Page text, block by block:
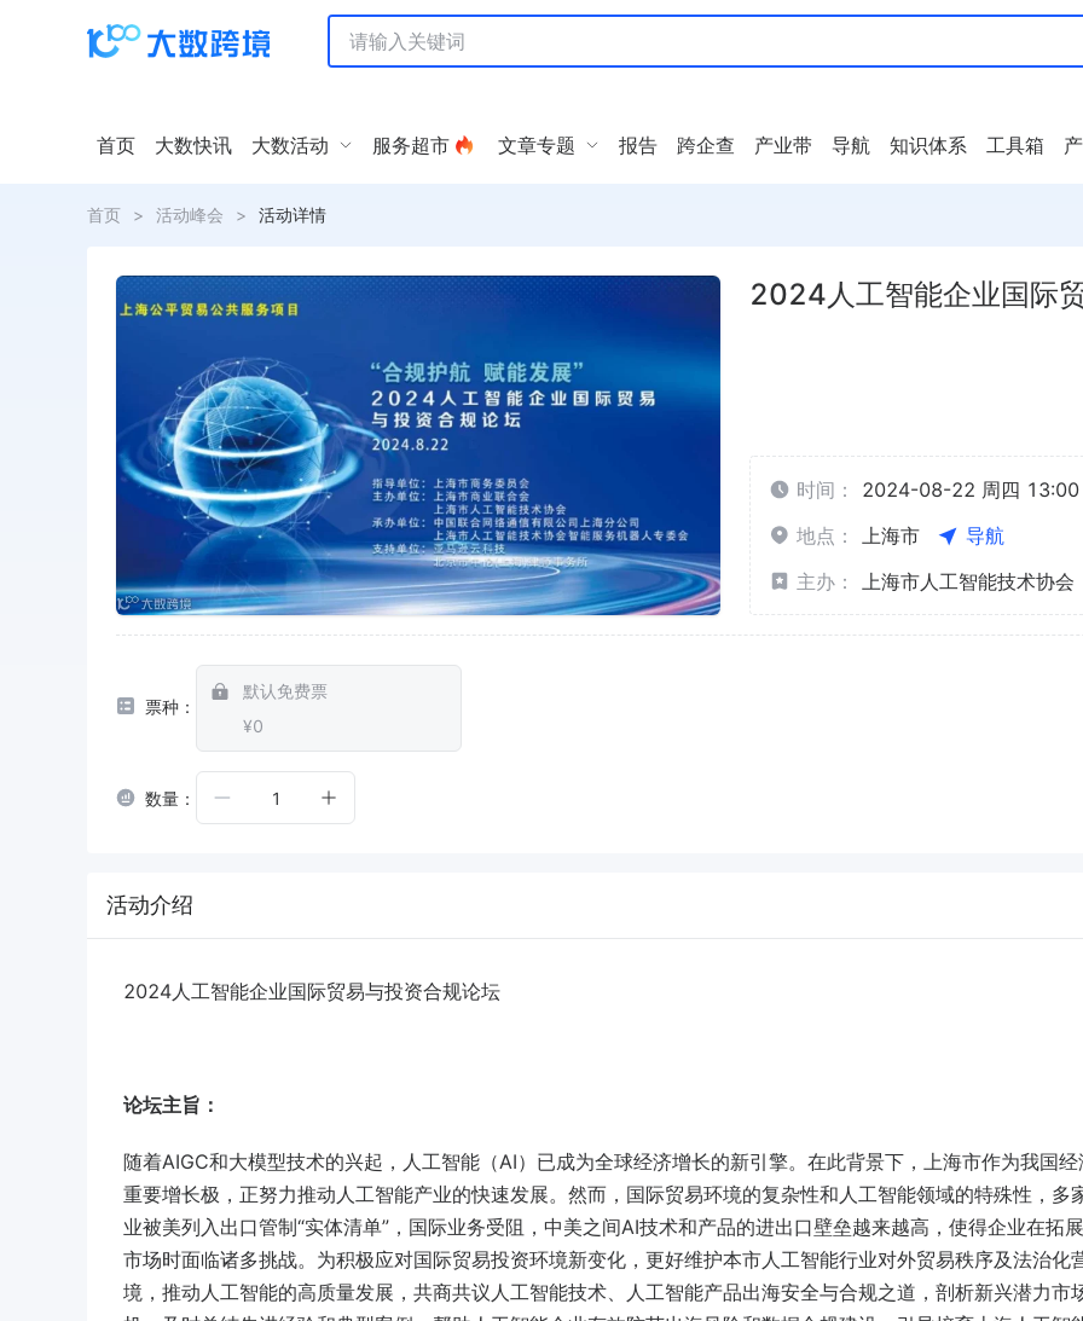
首页 大数快讯 大数活动 服务超市 文章专题 报告 跨企查 产业带 导航 知识体系 工具箱
首页 > 活动峰会 > 活动详情
2024人工智能企业国际
时间：
2024-08-22 周四
地点：
上海市
导航
主办：
上海市人工智能技术协会
票种：
默认免费票
¥0
数量： 1
活动介绍
2024人工智能企业国际贸易与投资合规论坛
论坛主旨：
随着AIGC和大模型技术的兴起，人工智能（AI）已成为全球经济增长的新引擎。在此背景下，上海市作为我国经
重要增长极，正努力推动人工智能产业的快速发展。然而，国际贸易环境的复杂性和人工智能领域的特殊性，多
业被美列入出口管制“实体清单”，国际业务受阻，中美之间AI技术和产品的进出口壁垒越来越高，使得企业在拓
市场时面临诸多挑战。为积极应对国际贸易投资环境新变化，更好维护本市人工智能行业对外贸易秩序及法治化
境，推动人工智能的高质量发展，共商共议人工智能技术、人工智能产品出海安全与合规之道，剖析新兴潜力市